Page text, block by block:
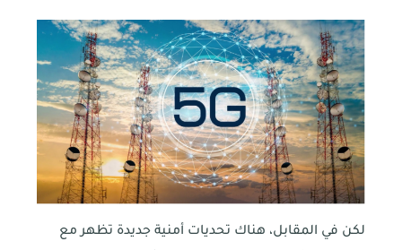
لكن في المقابل، هناك تحديات أمنية جديدة تظهر مع